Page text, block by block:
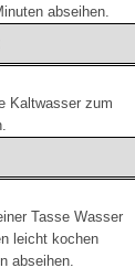
abseihen.
Kaltwasser zum
Tasse Wasser
leicht kochen
abseihen.